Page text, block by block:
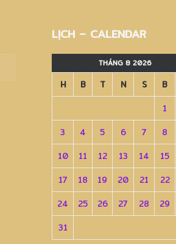
LỊCH – CALENDAR
THÁNG 8 2026
H B T N S B
1
3
4 5 6 7 8
10
11 12 13 14 15
17
18 19 20 21 22
24
25 26 27 28 29
31